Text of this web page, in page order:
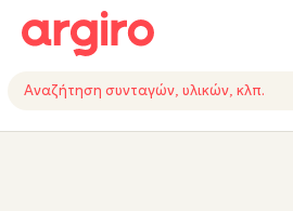
ΥΛΙΚΑΕΚΤΕΛΕΣΗΕΞΟΠΛΙΣΜΟΣ